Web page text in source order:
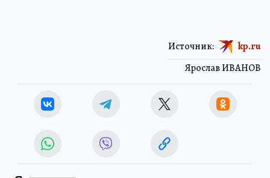
Ярослав ИВАНОВ
Источник: kp.ru